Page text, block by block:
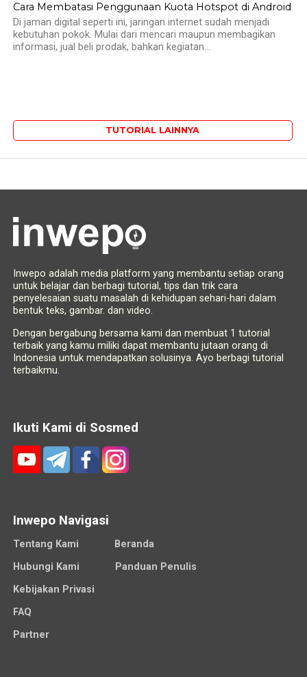
Cara Membatasi Penggunaan Kuota Hotspot di Android
Di jaman digital seperti ini, jaringan internet sudah menjadi
kebutuhan pokok. Mulai dari mencari maupun membagikan
informasi, jual beli prodak, bahkan kegiatan...
TUTORIAL LAINNYA
Inwepo adalah media platform yang membantu setiap orang
untuk belajar dan berbagi tutorial, tips dan trik cara
penyelesaian suatu masalah di kehidupan sehari-hari dalam
bentuk teks, gambar. dan video.
Dengan bergabung bersama kami dan membuat 1 tutorial
terbaik yang kamu miliki dapat membantu jutaan orang di
Indonesia untuk mendapatkan solusinya. Ayo berbagi tutorial
terbaikmu.
Ikuti Kami di Sosmed
Inwepo Navigasi
Tentang Kami
Beranda
Hubungi Kami
Panduan Penulis
Kebijakan Privasi
FAQ
Partner